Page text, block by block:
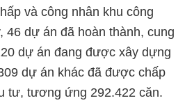
và công nhân khu công
46 dự án đã hoàn thành, cung
dự án đang được xây dựng
dự án khác đã được chấp
tư, tương ứng 292.422 căn.